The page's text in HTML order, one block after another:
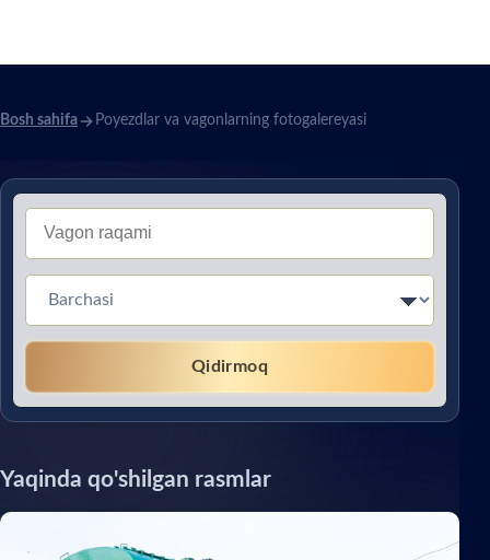
Bosh sahifa Poyezdlar va vagonlarning fotogalereyasi
Тип вагона (Без перевода)
Qidirmoq
Yaqinda qo'shilgan rasmlar